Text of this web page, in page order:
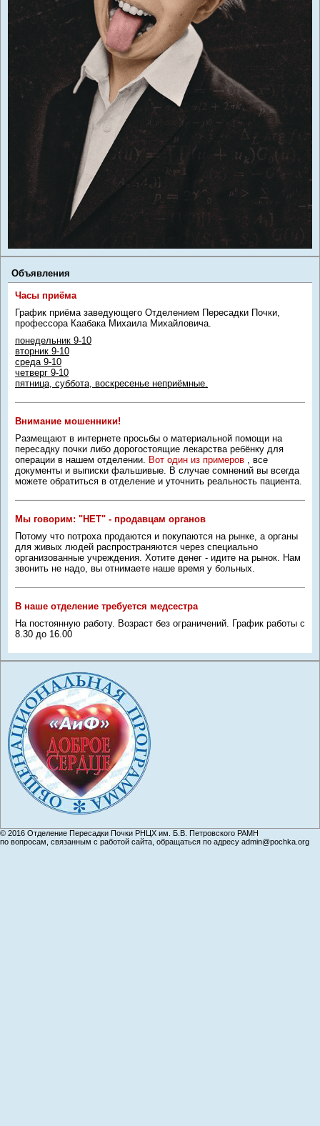
Объявления
Часы приёма
График приёма заведующего Отделением Пересадки Почки,
профессора Каабака Михаила Михайловича.
понедельник 9-10
вторник 9-10
среда 9-10
четверг 9-10
пятница, суббота, воскресенье неприёмные.
Внимание мошенники!
Размещают в интернете просьбы о материальной помощи на
пересадку почки либо дорогостоящие лекарства ребёнку для
операции в нашем отделении.
Вот один из примеров , все
документы и выписки фальшивые. В случае сомнений вы всегда
можете обратиться в отделение и уточнить реальность пациента.
Мы говорим: "НЕТ" - продавцам органов
Потому что потроха продаются и покупаются на рынке, а органы
для живых людей распространяются через специально
организованные учреждения. Хотите денег - идите на рынок. Нам
звонить не надо, вы отнимаете наше время у больных.
В наше отделение требуется медсестра
На постоянную работу. Возраст без ограничений. График работы с
8.30 до 16.00
© 2016 Отделение Пересадки Почки РНЦХ им. Б.В. Петровского РАМН
по вопросам, связанным с работой сайта, обращаться по адресу admin@pochka.org